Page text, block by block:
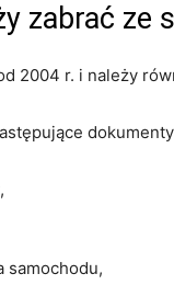
zabrać ze
2004 r. i należy
samochodu,